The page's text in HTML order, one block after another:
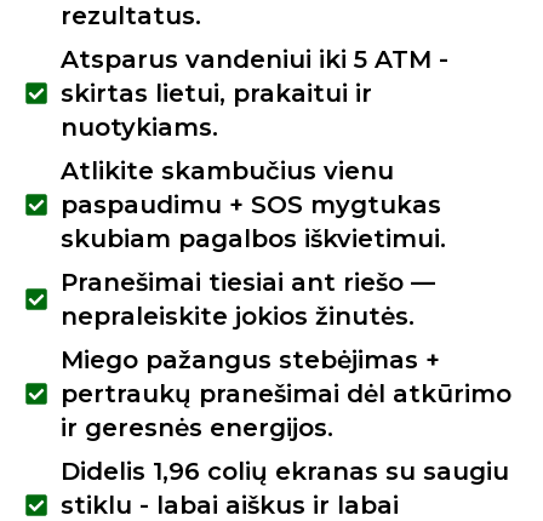
rezultatus.
Atsparus vandeniui iki 5 ATM -
skirtas lietui, prakaitui ir
nuotykiams.
Atlikite skambučius vienu
paspaudimu + SOS mygtukas
skubiam pagalbos iškvietimui.
Pranešimai tiesiai ant riešo —
nepraleiskite jokios žinutės.
Miego pažangus stebėjimas +
pertraukų pranešimai dėl atkūrimo
ir geresnės energijos.
Didelis 1,96 colių ekranas su saugiu
stiklu - labai aiškus ir labai